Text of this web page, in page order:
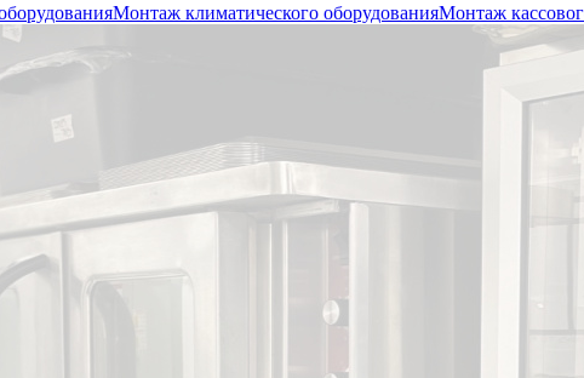
Монтаж климатического оборудованияМонтаж